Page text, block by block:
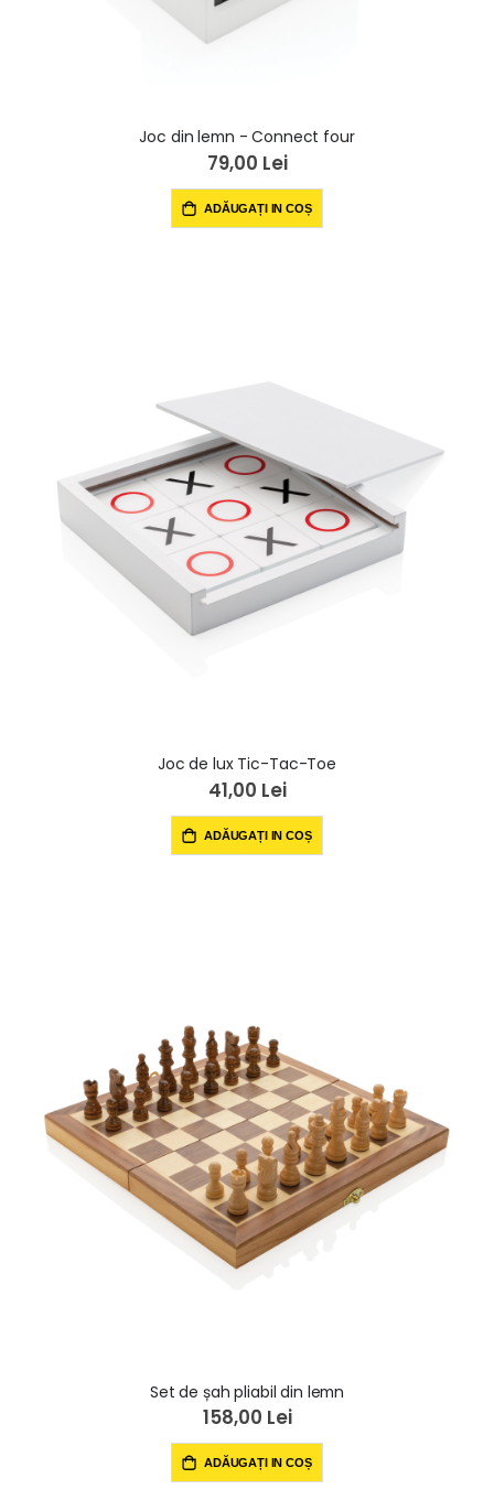
Joc din lemn - Connect four
79,00 Lei
ADĂUGAȚI IN COȘ
Joc de lux Tic-Tac-Toe
41,00 Lei
ADĂUGAȚI IN COȘ
Set de șah pliabil din lemn
158,00 Lei
ADĂUGAȚI IN COȘ